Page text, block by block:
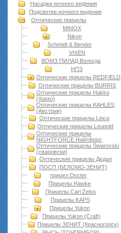
Насадки ночного видения
Подсветки ночного видения
Оптические прицелы
MINOX
Nikon
Schmidt & Bender
VIXEN
ВОМЗ ПИЛАД Вологда
НПЗ
Оптические прицелы REDFIELD
Оптические прицелы BURRIS
Оптические прицелы Hakko
(Хакко)
Оптические прицелы KAHLES
(Австрия)
Оптические прицелы Leica
Оптические прицелы Leupold
Оптические прицелы
NIGHTFORCE Найтфорс
Оптические прицелы Swarovski
(сваровски)
Оптические прицелы Дедал
ПОСП (БЕЛОМО-ЗЕНИТ)
прицел Docter
Прицелы Hawke
Прицелы Carl Zeiss
Прицелы KAPS
Прицелы Yukon
Прицелы Yukon (Craft)
Прицелы ЗЕНИТ (Красногорск)